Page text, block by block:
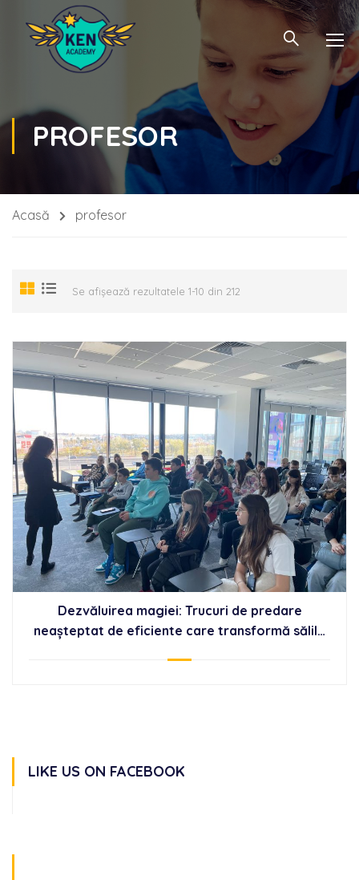
PROFESOR
Acasă profesor
Se afișează rezultatele 1-10 din 212
Dezvăluirea magiei: Trucuri de predare
neașteptat de eficiente care transformă sălile
LIKE US ON FACEBOOK